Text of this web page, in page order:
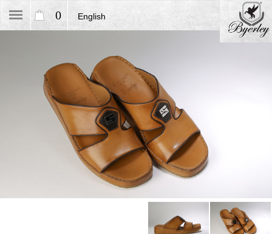
English
0